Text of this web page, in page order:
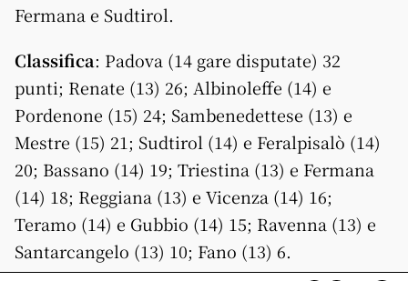
Fermana e Sudtirol.
Classifica: Padova (14 gare disputate) 32
punti; Renate (13) 26; Albinoleffe (14) e
Pordenone (15) 24; Sambenedettese (13) e
Mestre (15) 21; Sudtirol (14) e Feralpisalò (14)
20; Bassano (14) 19; Triestina (13) e Fermana
(14) 18; Reggiana (13) e Vicenza (14) 16;
Teramo (14) e Gubbio (14) 15; Ravenna (13) e
Santarcangelo (13) 10; Fano (13) 6.